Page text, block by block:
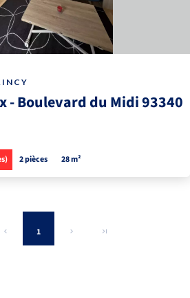
- Boulevard du Midi 93340
2 pièces 28 m²
1